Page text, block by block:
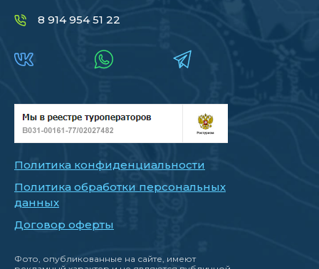
8 914 954 51 22
Политика конфиденциальности
Политика обработки персональных
данных
Договор оферты
Фото, опубликованные на сайте, имеют